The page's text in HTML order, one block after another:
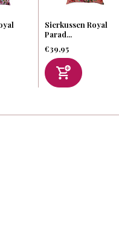
Sierkussen Royal
Parad...
€39,95